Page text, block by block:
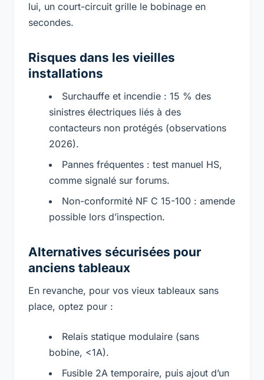
lui, un court-circuit grille le bobinage en
secondes.
Risques dans les vieilles
installations
Surchauffe et incendie : 15 % des
sinistres électriques liés à des
contacteurs non protégés (observations
2026).
Pannes fréquentes : test manuel HS,
comme signalé sur forums.
Non-conformité NF C 15-100 : amende
possible lors d’inspection.
Alternatives sécurisées pour
anciens tableaux
En revanche, pour vos vieux tableaux sans
place, optez pour :
Relais statique modulaire (sans
bobine, <1A).
Fusible 2A temporaire, puis ajout d’un